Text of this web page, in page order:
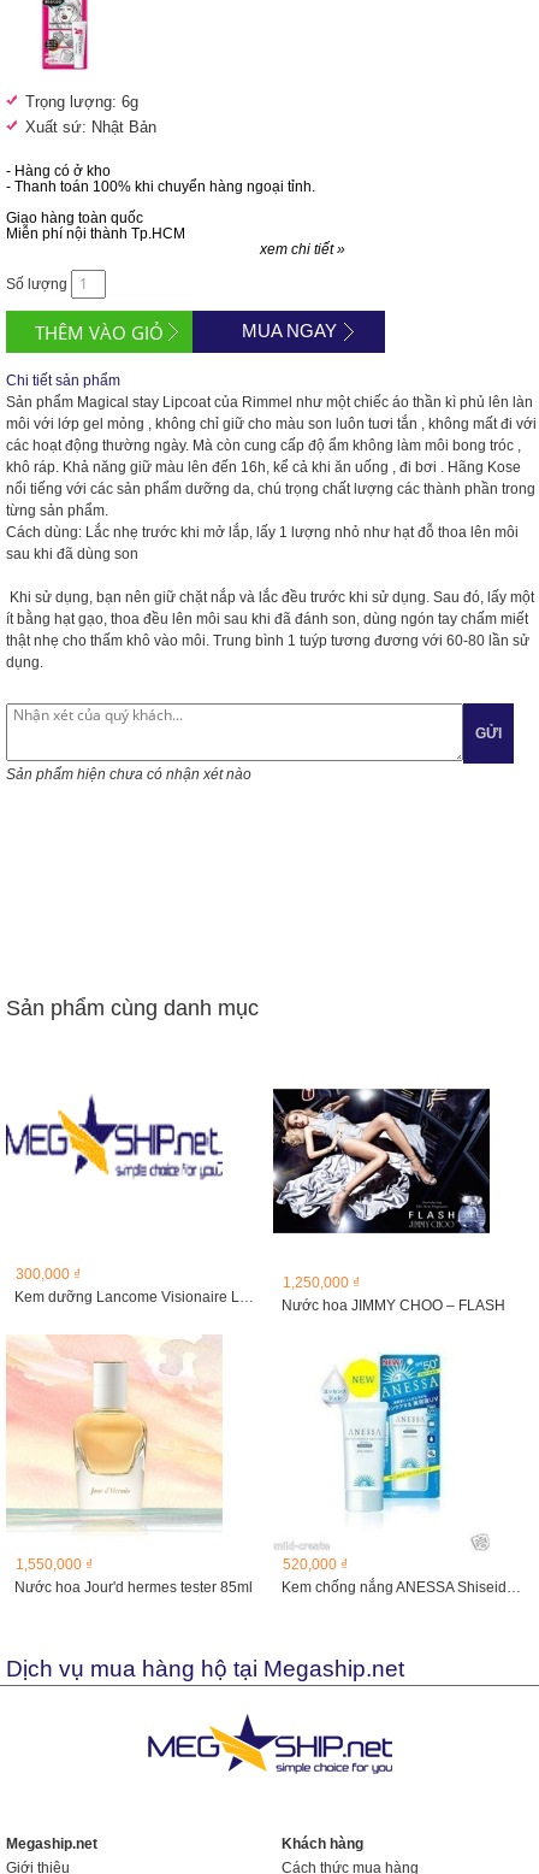
Trọng lượng: 6g
Xuất sứ: Nhật Bản
- Hàng có ở kho
- Thanh toán 100% khi chuyển hàng ngoại tỉnh.
Giao hàng toàn quốc
Miễn phí nội thành Tp.HCM
xem chi tiết »
Số lượng
MUA NGAY
Chi tiết sản phẩm
Sản phẩm Magical stay Lipcoat của Rimmel như một chiếc áo thần kì phủ lên làn
môi với lớp gel mỏng , không chỉ giữ cho màu son luôn tuơi tắn , không mất đi với
các hoạt động thường ngày. Mà còn cung cấp độ ẩm không làm môi bong tróc ,
khô ráp. Khả năng giữ màu lên đến 16h, kể cả khi ăn uống , đi bơi . Hãng Kose
nổi tiếng với các sản phẩm dưỡng da, chú trọng chất lượng các thành phần trong
từng sản phẩm.
Cách dùng: Lắc nhẹ trước khi mở lắp, lấy 1 lượng nhỏ như hạt đỗ thoa lên môi
sau khi đã dùng son
Khi sử dụng, bạn nên giữ chặt nắp và lắc đều trước khi sử dụng. Sau đó, lấy một
ít bằng hạt gạo, thoa đều lên môi sau khi đã đánh son, dùng ngón tay chấm miết
thật nhẹ cho thấm khô vào môi. Trung bình 1 tuýp tương đương với 60-80 lần sử
dụng.
GỬI
Sản phẩm hiện chưa có nhận xét nào
Sản phẩm cùng danh mục
300,000 ₫
1,250,000 ₫
Nước hoa JIMMY CHOO – FLASH
1,550,000 ₫
Nước hoa Jour'd hermes tester 85ml
520,000 ₫
Kem chống nắng ANESSA Shiseido 60g
Dịch vụ mua hàng hộ tại Megaship.net
Megaship.net
Giới thiệu
Khách hàng
Cách thức mua hàng